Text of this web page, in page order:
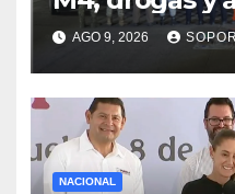
carretera de
AGO 9, 2026
NACIONAL